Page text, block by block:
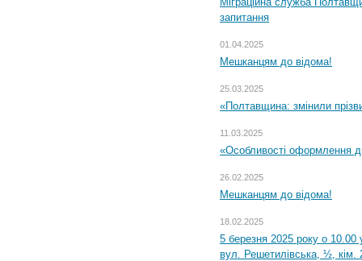
запитання
01.04.2025
Мешканцям до відома!
25.03.2025
«Полтавщина: змінили
11.03.2025
«Особливості оформлення
26.02.2025
Мешканцям до відома!
18.02.2025
5 березня 2025 року о 10.00
вул. Решетилівська, ½, кім.